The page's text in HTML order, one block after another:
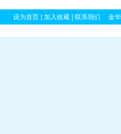
设为首页 加入收藏 联系我们 金